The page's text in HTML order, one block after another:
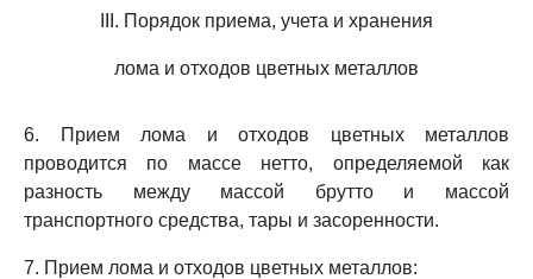
III. Порядок приема, учета и хранения
лома и отходов цветных металлов
6. Прием лома и отходов цветных металлов
проводится по массе нетто, определяемой как
разность между массой брутто и массой
транспортного средства, тары и засоренности.
7. Прием лома и отходов цветных металлов: